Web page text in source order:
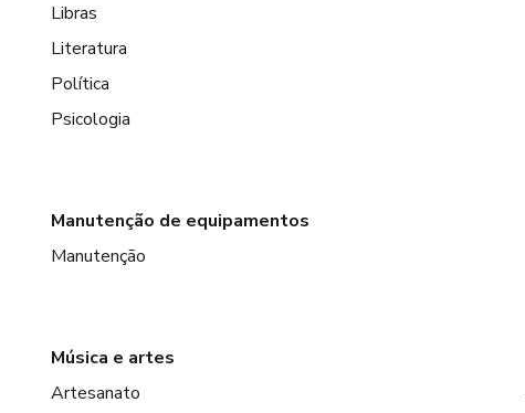
Libras
Literatura
Política
Psicologia
Manutenção de equipamentos
Manutenção
Música e artes
Artesanato